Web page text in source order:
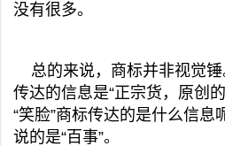
没有很多。
总的来说，商标并非视觉
传达的信息是“正宗货，原创
“笑脸”商标传达的是什么信
说的是“百事”。